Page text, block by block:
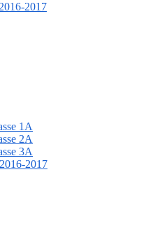
2017
1A
2A
3A
2017